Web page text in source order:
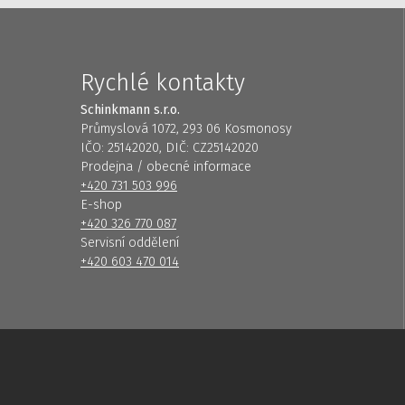
Rychlé kontakty
Schinkmann s.r.o.
Průmyslová 1072, 293 06 Kosmonosy
IČO: 25142020, DIČ: CZ25142020
Prodejna / obecné informace
+420 731 503 996
E-shop
+420 326 770 087
Servisní oddělení
+420 603 470 014